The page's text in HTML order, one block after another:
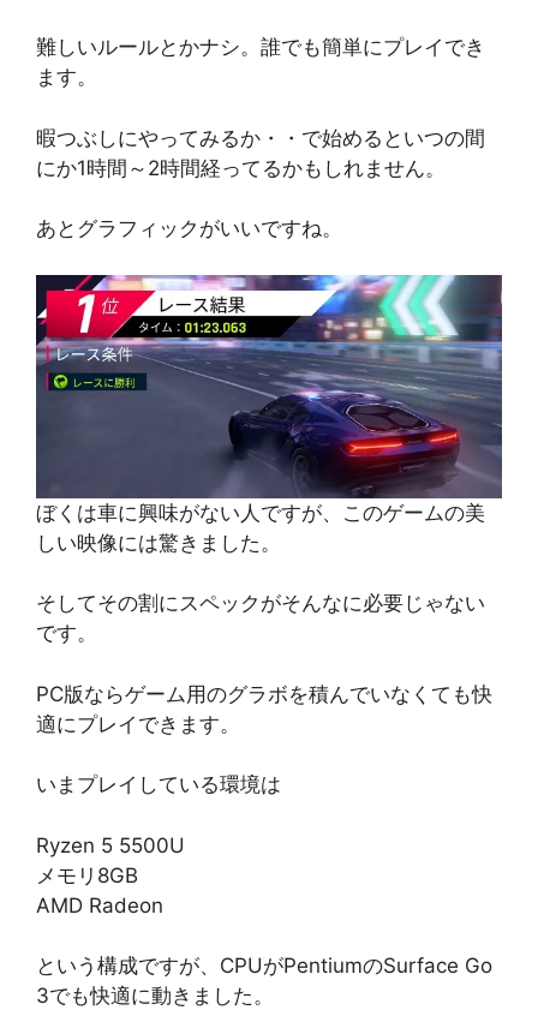
難しいルールとかナシ。誰でも簡単にプレイでき
ます。
暇つぶしにやってみるか・・で始めるといつの間
にか1時間～2時間経ってるかもしれません。
あとグラフィックがいいですね。
ぼくは車に興味がない人ですが、このゲームの美
しい映像には驚きました。
そしてその割にスペックがそんなに必要じゃない
です。
PC版ならゲーム用のグラボを積んでいなくても快
適にプレイできます。
いまプレイしている環境は
Ryzen 5 5500U
メモリ8GB
AMD Radeon
という構成ですが、CPUがPentiumのSurface Go
3でも快適に動きました。